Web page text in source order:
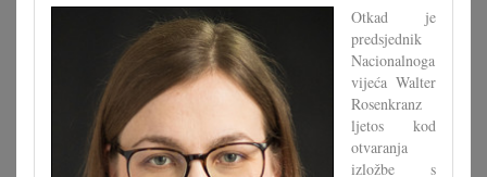
Otkad je
predsjednik
Nacionalnoga
vijeća Walter
Rosenkranz
ljetos kod
otvaranja
izložbe s